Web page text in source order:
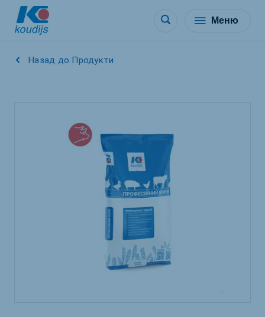
Меню
Назад до Продукти